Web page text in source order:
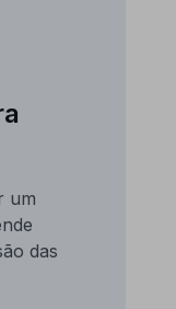
um
das